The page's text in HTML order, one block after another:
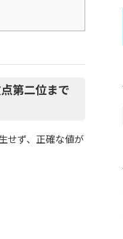
第二位まで
せず、正確な値が